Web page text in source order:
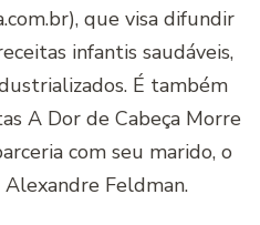
que visa difundir
infantis saudáveis,
É também
A Dor de Cabeça Morre
com seu marido, o
Feldman.